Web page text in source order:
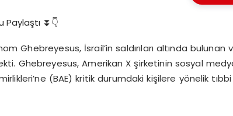
Ghebreyesus, İsrail’in saldırıları altında bulunan
Ghebreyesus, Amerikan X şirketinin sosyal
(BAE) kritik durumdaki kişilere yönelik tıbbi